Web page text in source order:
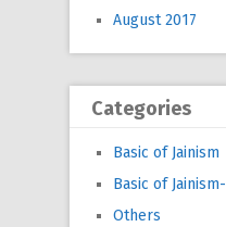
August 2017
Categories
Basic of Jainism
Basic of
Others